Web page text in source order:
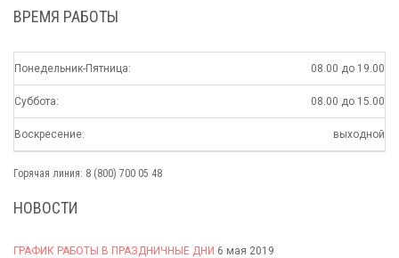
ВРЕМЯ РАБОТЫ
Понедельник-Пятница: 08.00 до 19.00
Суббота: 08.00 до 15.00
Воскресение: выходной
Горячая линия: 8 (800) 700 05 48
НОВОСТИ
ГРАФИК РАБОТЫ В ПРАЗДНИЧНЫЕ ДНИ 6 мая 2019